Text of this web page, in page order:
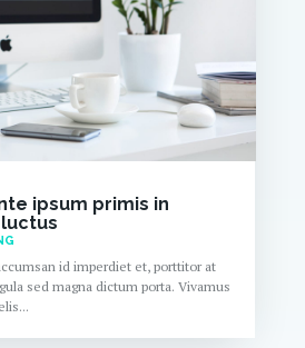
ipsum primis in
id imperdiet et, porttitor at
sed magna dictum porta. Vivamus